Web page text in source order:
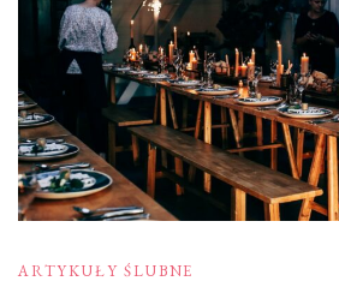
ARTYKUŁY ŚLUBNE